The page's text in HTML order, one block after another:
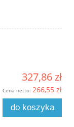
327,86 zł
Cena netto: 266,55 zł
do koszyka